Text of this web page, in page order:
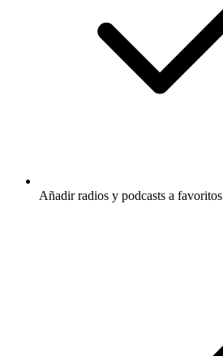
Añadir radios y podcasts a favoritos